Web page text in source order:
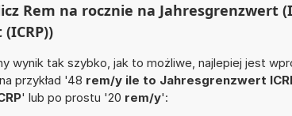
Rem na rocznie na Jahresgrenzwert
wynik tak szybko, jak to możliwe, najlepiej jest
przykład '48 rem/y ile to Jahresgrenzwert
' lub po prostu '20 rem/y':